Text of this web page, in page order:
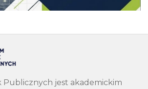
jest akademickim